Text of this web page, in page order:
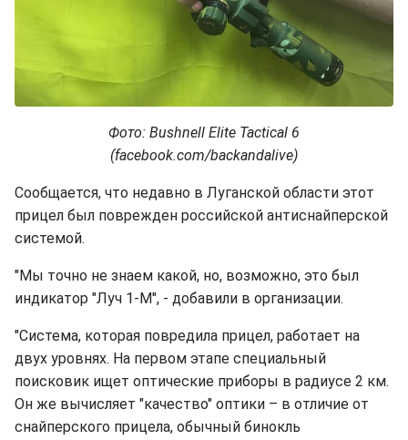
Фото: Bushnell Elite Tactical 6
(facebook.com/backandalive)
Сообщается, что недавно в Луганской области этот
прицел был поврежден российской антиснайперской
системой.
"Мы точно не знаем какой, но, возможно, это был
индикатор "Луч 1-М", - добавили в организации.
"Система, которая повредила прицел, работает на
двух уровнях. На первом этапе специальный
поисковик ищет оптические приборы в радиусе 2 км.
Он же вычисляет "качество" оптики – в отличие от
снайперского прицела, обычный бинокль